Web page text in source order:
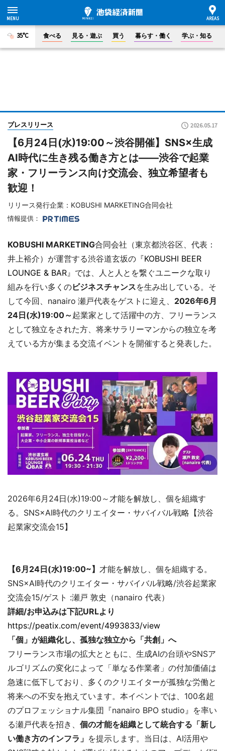
35°C 食べる 見る・遊ぶ 買う 暮らす・働く 学ぶ・知る
プレスリリース 2026.05.17
【6月24日(水)19:00～渋谷開催】SNS×生成
AI時代に生き残る働き方とは――渋谷で起業
家・フリーランス向け交流会、独立希望者も
歓迎！
リリース発行企業：KOBUSHI MARKETING合同会社
情報提供：
KOBUSHI MARKETING合同会社（東京都渋谷区、代表：
井上裕介）が運営する渋谷道玄坂の『KOBUSHI BEER
LOUNGE & BAR』では、人と人とを繋ぐユニークな取り
組みを行い多くのビジネスチャンスを生み出している。そ
して今回、nanairo 瀬戸代表をゲストに迎え、 2026年6月
24日(水)19:00～起業家として活躍中の方、フリーランス
として独立をされた方、将来サラリーマンからの独立を考
えている方が集まる交流イベントを開催すると発表した。
2026年6月24日(水)19:00～才能を解放し、個を組織す
る。SNS×AI時代のクリエイター・サバイバル戦略【渋谷
起業家交流会15】
【6月24日(水)19:00~】 才能を解放し、個を組織する。
SNS×AI時代のクリエイター・サバイバル戦略/渋谷起業家
交流会15/ゲスト :瀬戸 敦史（nanairo 代表）
詳細/お申込みは下記URLより
https://peatix.com/event/4993833/view
「個」が組織化し、孤独な独立から「共創」へ
フリーランス市場の拡大とともに、生成AIの台頭やSNSア
ルゴリズムの変化によって「単なる作業者」の付加価値は
急速に低下しており、多くのクリエイターが孤独な労働と
将来への不安を抱えています。本イベントでは、100名超
のプロフェッショナル集団『nanairo BPO studio』を率い
る瀬戸代表を招き、 個の才能を組織として統合する「新し
い働き方のインフラ」 を提示します。当日は、AI活用や